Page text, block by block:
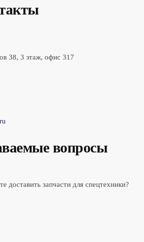
38, 3 этаж, офис 317
вопросы
доставить запчасти для спецтехники?